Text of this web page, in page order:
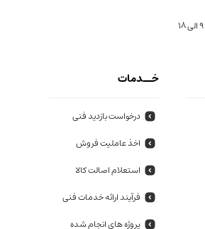
خــدمات
درخواست بازدید فنی
اخذ عاملیت فروش
استعلام اصالت کالا
فرآیند ارائه خدمات فنی
پروژه های انجام شده